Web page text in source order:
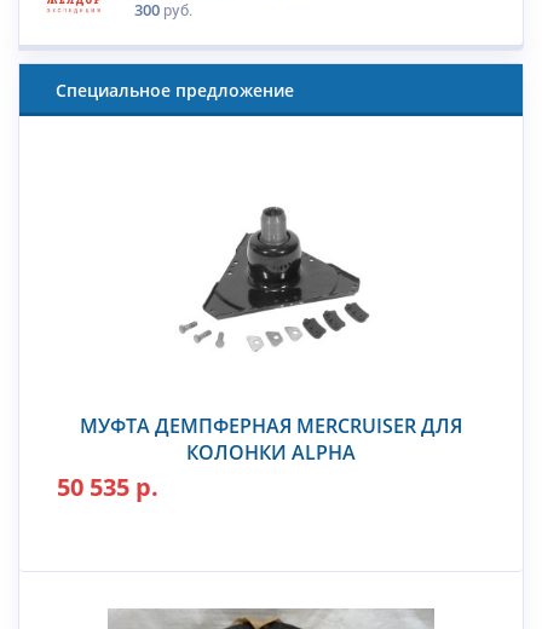
300 руб.
Специальное предложение
МУФТА ДЕМПФЕРНАЯ MERCRUISER ДЛЯ
КОЛОНКИ ALPHA
50 535 р.